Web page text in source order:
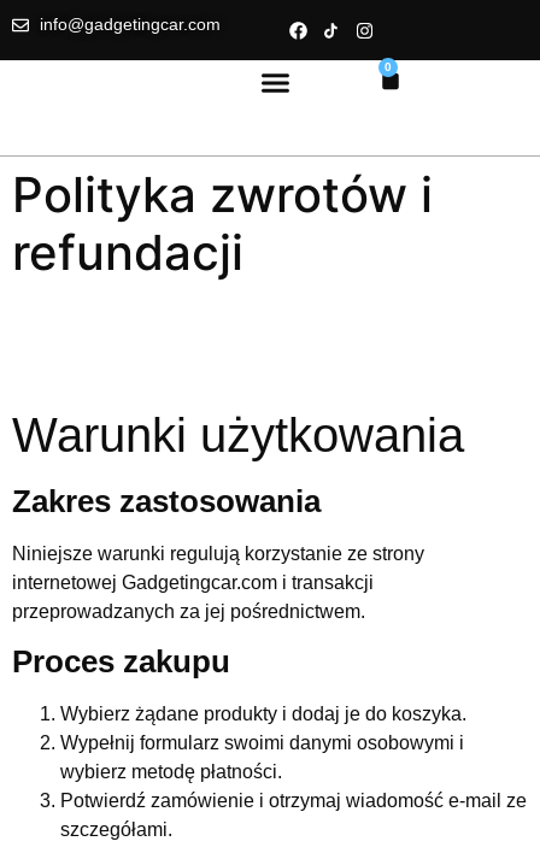
info@gadgetingcar.com
0
Polityka zwrotów i
refundacji
Warunki użytkowania
Zakres zastosowania
Niniejsze warunki regulują korzystanie ze strony
internetowej Gadgetingcar.com i transakcji
przeprowadzanych za jej pośrednictwem.
Proces zakupu
Wybierz żądane produkty i dodaj je do koszyka.
Wypełnij formularz swoimi danymi osobowymi i
wybierz metodę płatności.
Potwierdź zamówienie i otrzymaj wiadomość e-mail ze
szczegółami.